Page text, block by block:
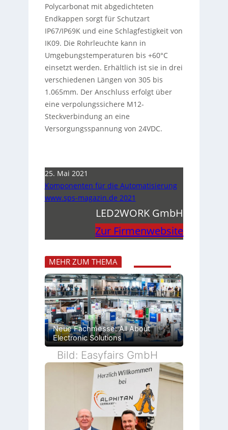
Polycarbonat mit abgedichteten
Endkappen sorgt für Schutzart
IP67/IP69K und eine Schlagfestigkeit von
IK09. Die Rohrleuchte kann in
Umgebungstemperaturen bis +60°C
einsetzt werden. Erhältlich ist sie in drei
verschiedenen Längen von 305 bis
1.065mm. Der Anschluss erfolgt über
eine verpolungssichere M12-
Steckverbindung an eine
Versorgungsspannung von 24VDC.
25. Mai 2021
Komponenten für die Automatisierung
www.sps-magazin.de 2021
LED2WORK GmbH
Zur Firmenwebsite
MEHR ZUM THEMA
Neue Fachmesse: All About
Electronic Solutions
Bild: Easyfairs GmbH